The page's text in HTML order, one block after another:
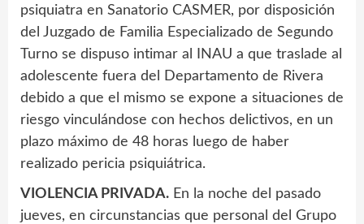
psiquiatra en Sanatorio CASMER, por disposición
del Juzgado de Familia Especializado de Segundo
Turno se dispuso intimar al INAU a que traslade al
adolescente fuera del Departamento de Rivera
debido a que el mismo se expone a situaciones de
riesgo vinculándose con hechos delictivos, en un
plazo máximo de 48 horas luego de haber
realizado pericia psiquiátrica.
VIOLENCIA PRIVADA. En la noche del pasado
jueves, en circunstancias que personal del Grupo